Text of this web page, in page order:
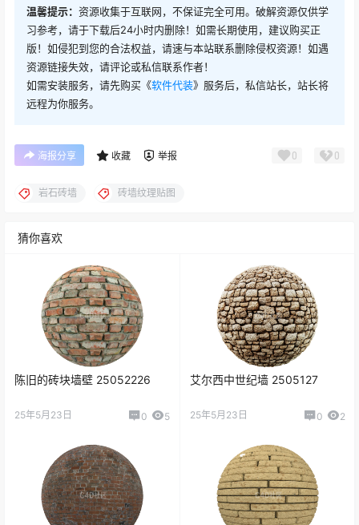
温馨提示： 资源收集于互联网，不保证完全可用。破解资源仅供学
习参考，请于下载后24小时内删除！如需长期使用，建议购买正
版！如侵犯到您的合法权益，请速与本站联系删除侵权资源！如遇
资源链接失效，请评论或私信联系作者！
如需安装服务，请先购买《软件代装》服务后，私信站长，站长将
远程为你服务。
海报分享 收藏 举报 0 0
岩石砖墙 砖墙纹理贴图
猜你喜欢
陈旧的砖块墙壁 25052226
25年5月23日 0 5
艾尔西中世纪墙 2505127
25年5月23日 0 2